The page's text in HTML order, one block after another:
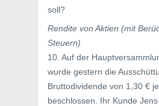
soll?
Rendite von Aktien (mit
Steuern)
10. Auf der
wurde gestern die
Bruttodividende von 1,30 €
beschlossen. Ihr Kunde